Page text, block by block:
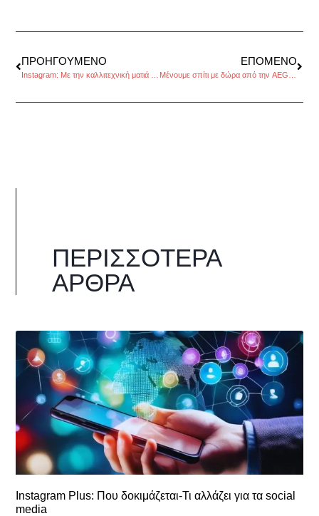
ΠΡΟΗΓΟΎΜΕΝΟ ΕΠΌΜΕΝΟ
ΠΕΡΙΣΣΌΤΕΡΑ
ΆΡΘΡΑ
Instagram Plus: Που δοκιμάζεται-Τι αλλάζει για τα social
media